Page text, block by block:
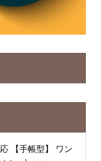
【手帳型】 ワン